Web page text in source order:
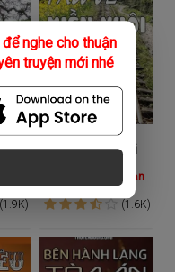
nghe cho thuận
truyện mới nhé
(1.9K)
Tàu về miền xuôi
Nguyễn Ngọc Ngạn
(1.6K)